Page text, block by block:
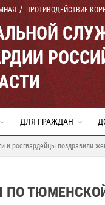
ПРОТИВОДЕЙСТВИЕ
ДЛЯ ГРАЖДАН
и росгвардейцы
ПО